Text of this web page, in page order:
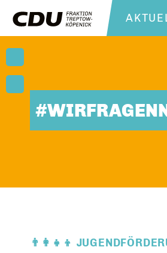
👨‍👩‍👧‍👦